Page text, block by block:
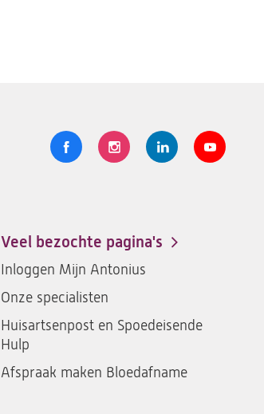
Volg
Logo
santeon
ziekenhuis
op
Facebook
Logo
santeon
ziekenhuis
Instagram
Logo
santeon
LinkedIn
Logo
Veel bezochte pagina's
Inloggen Mijn Antonius
Onze specialisten
Huisartsenpost en Spoedeisende
Hulp
Afspraak maken Bloedafname